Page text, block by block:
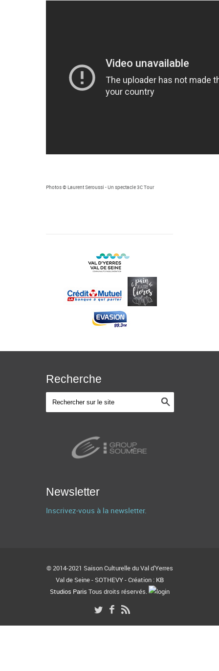
Photos © Laurent Seroussi - Un spectacle 3C Tour
Recherche
Newsletter
Inscrivez-vous à la newsletter.
© 2014-2021 Saison Culturelle du Val d'Yerres
Val de Seine - SOTHEVY - Création : KB
Studios Paris Tous droits réservés.